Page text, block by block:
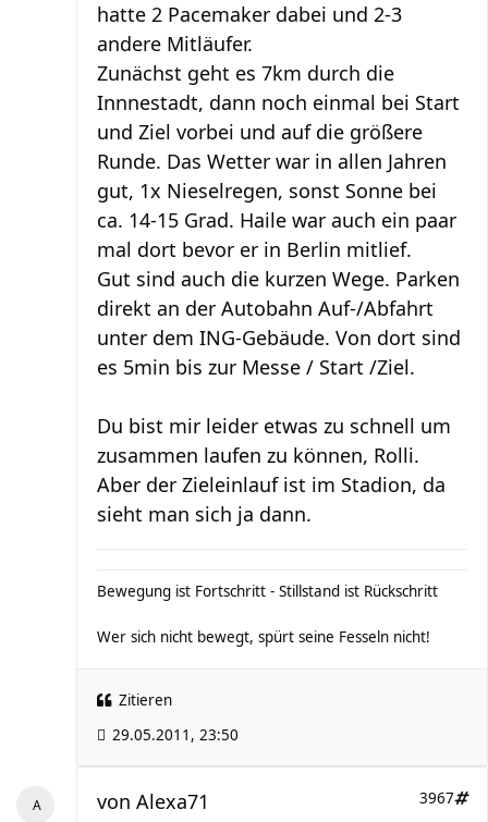
hatte 2 Pacemaker dabei und 2-3
andere Mitläufer.
Zunächst geht es 7km durch die
Innnestadt, dann noch einmal bei Start
und Ziel vorbei und auf die größere
Runde. Das Wetter war in allen Jahren
gut, 1x Nieselregen, sonst Sonne bei
ca. 14-15 Grad. Haile war auch ein paar
mal dort bevor er in Berlin mitlief.
Gut sind auch die kurzen Wege. Parken
direkt an der Autobahn Auf-/Abfahrt
unter dem ING-Gebäude. Von dort sind
es 5min bis zur Messe / Start /Ziel.
Du bist mir leider etwas zu schnell um
zusammen laufen zu können, Rolli.
Aber der Zieleinlauf ist im Stadion, da
sieht man sich ja dann.
Bewegung ist Fortschritt - Stillstand ist Rückschritt
Wer sich nicht bewegt, spürt seine Fesseln nicht!
Zitieren
29.05.2011, 23:50
3967
von Alexa71